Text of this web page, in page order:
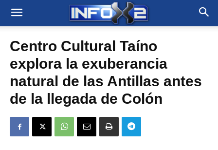
Centro Cultural Taíno
explora la exuberancia
natural de las Antillas antes
de la llegada de Colón